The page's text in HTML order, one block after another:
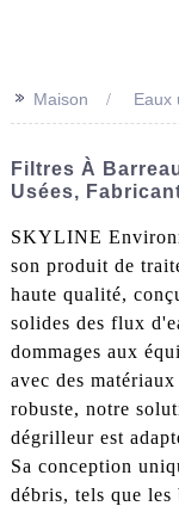
>> Maison Eaux
Filtres À
Usées,
SKYLINE
son produit de
haute qualité,
solides des flux
dommages aux
avec des
robuste, notre
dégrilleur est
Sa conception
débris, tels que